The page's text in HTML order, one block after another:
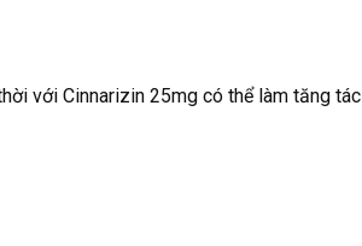
với Cinnarizin 25mg có thể làm tăng tác